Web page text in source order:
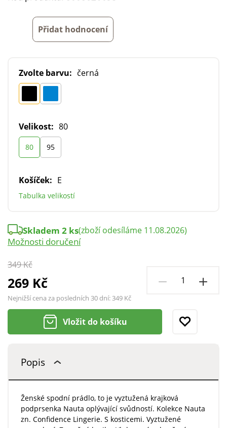
Přidat hodnocení
Zvolte barvu: černá
Velikost: 80
80 95
Košíček: E
Tabulka velikostí
349 Kč
269 Kč
Nejnižší cena za posledních 30 dní:349 Kč
Skladem 2 ks(zboží odesíláme 11.08.2026)
Možnosti doručení
Vložit do košíku
Popis
Ženské spodní prádlo, to je vyztužená krajková
podprsenka Nauta oplývající svůdností. Kolekce Nauta
zn. Confidence Lingerie. S kosticemi. Vyztužené